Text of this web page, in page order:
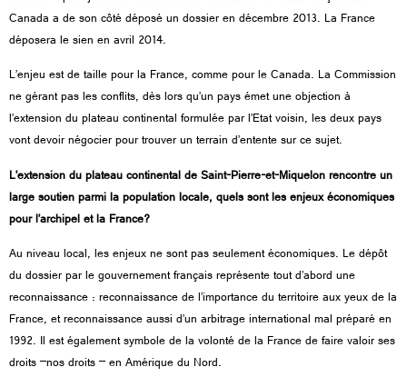
Canada a de son côté déposé un dossier en décembre 2013. La France
déposera le sien en avril 2014.
L’enjeu est de taille pour la France, comme pour le Canada. La Commission
ne gérant pas les conflits, dès lors qu’un pays émet une objection à
l’extension du plateau continental formulée par l’Etat voisin, les deux pays
vont devoir négocier pour trouver un terrain d’entente sur ce sujet.
L’extension du plateau continental de Saint-Pierre-et-Miquelon rencontre un
large soutien parmi la population locale, quels sont les enjeux économiques
pour l’archipel et la France?
Au niveau local, les enjeux ne sont pas seulement économiques. Le dépôt
du dossier par le gouvernement français représente tout d’abord une
reconnaissance : reconnaissance de l’importance du territoire aux yeux de la
France, et reconnaissance aussi d’un arbitrage international mal préparé en
1992. Il est également symbole de la volonté de la France de faire valoir ses
droits –nos droits – en Amérique du Nord.